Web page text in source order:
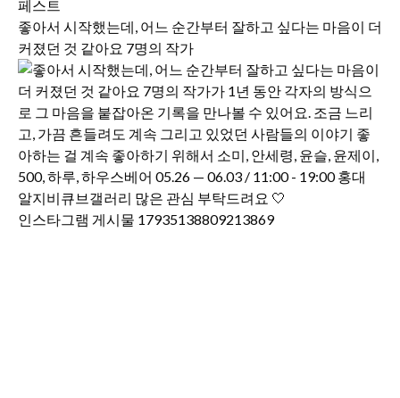
좋아서 시작했는데, 어느 순간부터 잘하고 싶다는 마음이 더
커졌던 것 같아요 7명의 작가
인스타그램 게시물 17935138809213869